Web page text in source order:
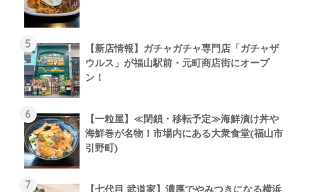
【新店情報】ガチャガチャ専門店「ガチャザ
ウルス」が福山駅前・元町商店街にオープ
ン！
【一粒屋】≪閉鎖・移転予定≫海鮮漬け丼や
海鮮巻が名物！市場内にある大衆食堂(福山市
引野町)
【七代目 武道家】濃厚でやみつきになる横浜